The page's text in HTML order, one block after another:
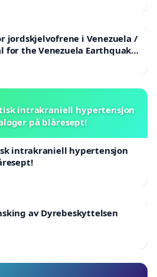
jordskjelvofrene i Venezuela /
for the Venezuela Earthquake
intrakraniell hypertensjon
på blåresept!
intrakraniell hypertensjon
av Dyrebeskyttelsen